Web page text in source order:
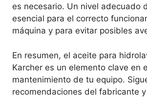
es necesario. Un nivel adecuado
esencial para el correcto
máquina y para evitar posibles
En resumen, el aceite para
Karcher es un elemento clave en
mantenimiento de tu equipo.
recomendaciones del fabricante